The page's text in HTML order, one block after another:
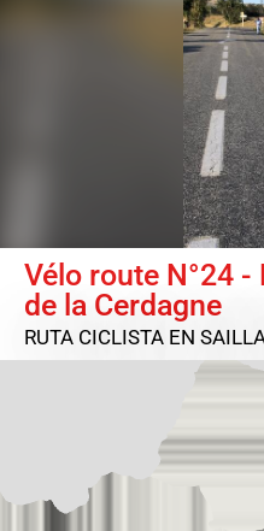
Vélo route N°24 -
de la Cerdagne
RUTA CICLISTA EN